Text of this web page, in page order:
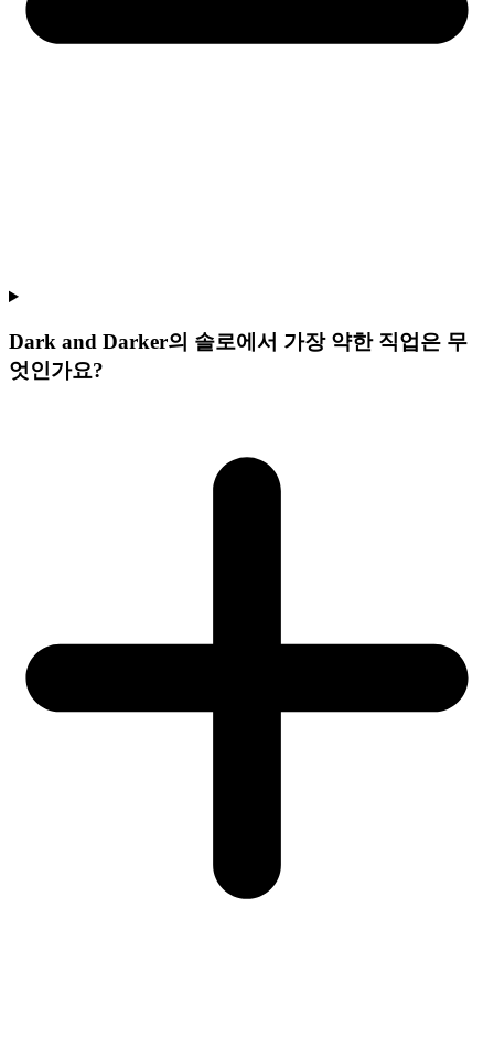
Dark and Darker의 솔로에서 가장 약한 직업은 무
엇인가요?